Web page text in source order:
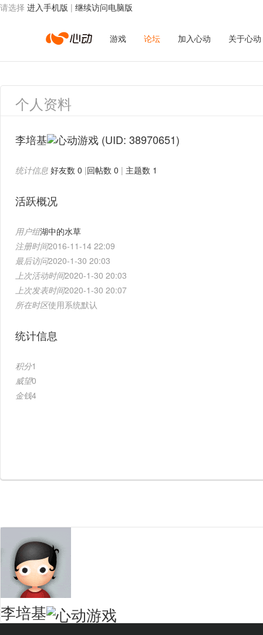
请选择 进入手机版 | 继续访问电脑版
心
动
络
游戏 论坛 加入心动 关于心动
个人资料
李培基 (UID: 38970651)
统计信息 好友数 0 |回帖数 0 | 主题数 1
活跃概况
用户组湖中的水草
注册时间2016-11-14 22:09
最后访问2020-1-30 20:03
上次活动时间2020-1-30 20:03
上次发表时间2020-1-30 20:07
所在时区使用系统默认
统计信息
积分1
威望0
金钱4
李培基